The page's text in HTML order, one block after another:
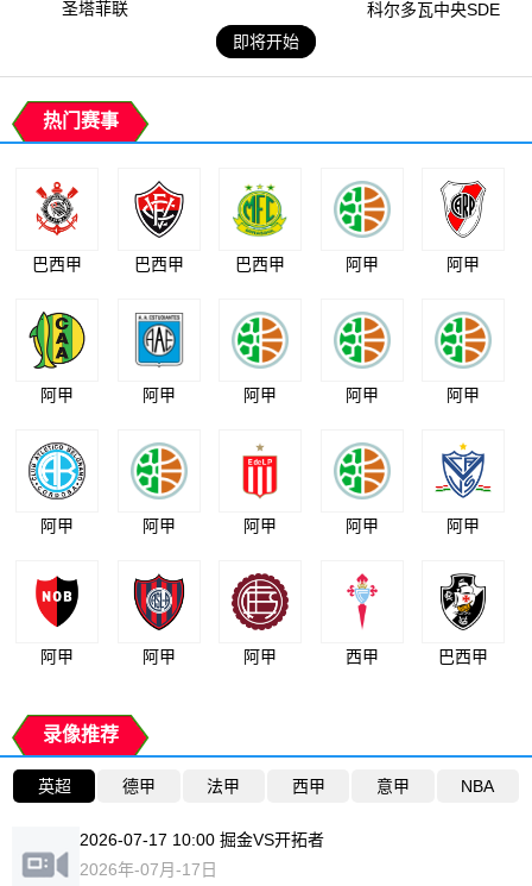
圣塔菲联
科尔多瓦中央SDE
即将开始
热门赛事
巴西甲 巴西甲 巴西甲 阿甲 阿甲
阿甲 阿甲 阿甲 阿甲 阿甲
阿甲 阿甲 阿甲 阿甲 阿甲
阿甲 阿甲 阿甲 西甲 巴西甲
录像推荐
英超 德甲 法甲 西甲 意甲 NBA
2026-07-17 10:00 掘金VS开拓者
2026年-07月-17日